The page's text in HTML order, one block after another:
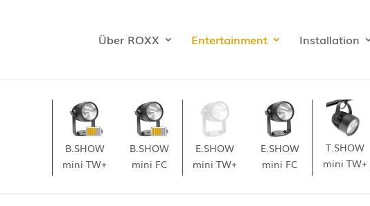
Über ROXX Entertainment Installation
B.SHOW
mini TW+
B.SHOW
mini FC
E.SHOW
mini TW+
E.SHOW
mini FC
T.SHOW
mini TW+